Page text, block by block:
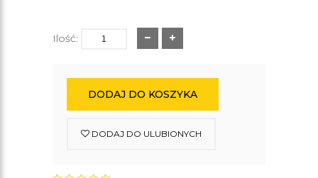
Ilość:
DODAJ DO KOSZYKA
DODAJ DO ULUBIONYCH